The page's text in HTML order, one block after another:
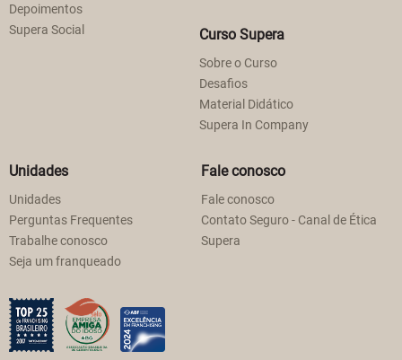
Depoimentos
Supera Social
Curso Supera
Sobre o Curso
Desafios
Material Didático
Supera In Company
Unidades
Unidades
Perguntas Frequentes
Trabalhe conosco
Seja um franqueado
Fale conosco
Fale conosco
Contato Seguro - Canal de Ética
Supera